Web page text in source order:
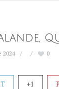
2024 0
+1